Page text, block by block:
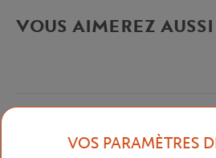
VOUS AIMEREZ AUSSI
VOS PARAMÈTRES